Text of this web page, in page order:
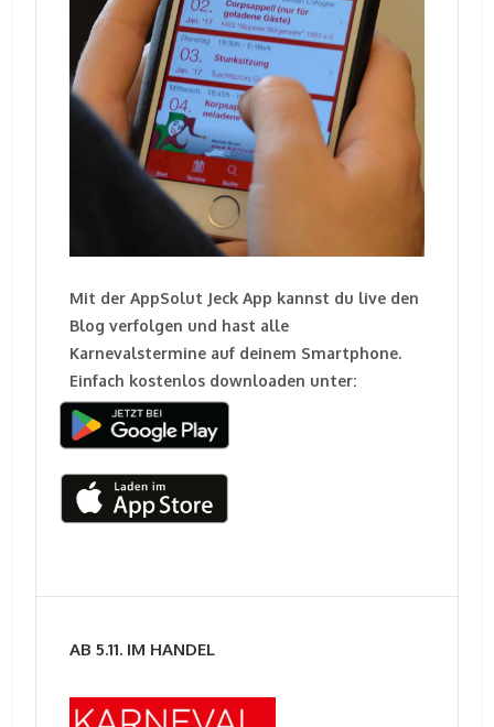
Mit der AppSolut Jeck App kannst du live den
Blog verfolgen und hast alle
Karnevalstermine auf deinem Smartphone.
Einfach kostenlos downloaden unter:
AB 5.11. IM HANDEL